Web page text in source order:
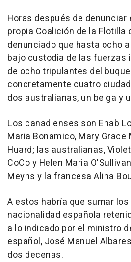
Horas después de denunciar
propia Coalición de la Flotilla
denunciado que hasta ocho
bajo custodia de las fuerzas
de ocho tripulantes del
concretamente cuatro
dos australianas, un belga y
Los canadienses son Ehab
Maria Bonamico, Mary Grace
Huard; las australianas,
CoCo y Helen Maria
Meyns y la francesa Alina
A estos habría que sumar
nacionalidad española
a lo indicado por el ministro
español, José Manuel
dos decenas.